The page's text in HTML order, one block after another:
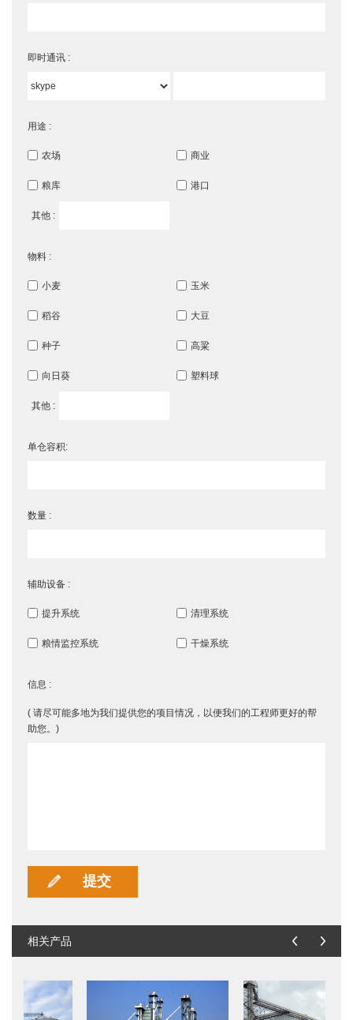
即时通讯 :
用途 :
农场 商业
粮库 港口
其他 :
物料 :
小麦 玉米
稻谷 大豆
种子 高粱
向日葵 塑料球
其他 :
单仓容积:
数量 :
辅助设备 :
提升系统 清理系统
粮情监控系统 干燥系统
信息 :
( 请尽可能多地为我们提供您的项目情况，以便我们的工程师更好的帮
助您。)
相关产品